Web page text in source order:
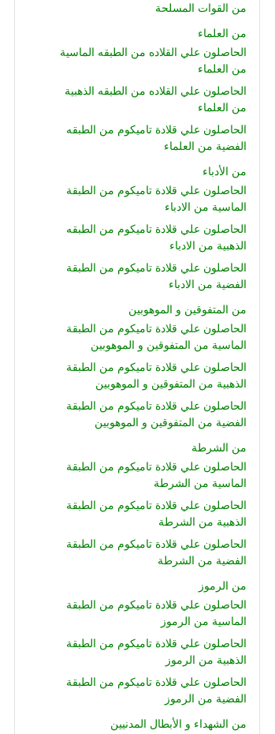
من القوات المسلحة
من العلماء
الحاصلون علي القلاده من الطبقه الماسية
من العلماء
الحاصلون علي القلاده من الطبقه الذهبية
من العلماء
الحاصلون علي قلادة تاميكوم من الطبقه
الفضية من العلماء
من الأدباء
الحاصلون علي قلادة تاميكوم من الطبقة
الماسية من الادباء
الحاصلون علي قلادة تاميكوم من الطبقه
الذهبية من الادباء
الحاصلون علي قلادة تاميكوم من الطبقة
الفضية من الادباء
من المتفوقين و الموهوبين
الحاصلون علي قلادة تاميكوم من الطبقة
الماسية من المتفوقين و الموهوبين
الحاصلون علي قلادة تاميكوم من الطبقة
الذهبية من المتفوقين و الموهوبين
الحاصلون علي قلادة تاميكوم من الطبقة
الفضية من المتفوقين و الموهوبين
من الشرطة
الحاصلون علي قلادة تاميكوم من الطبقة
الماسية من الشرطة
الحاصلون علي قلادة تاميكوم من الطبقة
الذهبية من الشرطة
الحاصلون علي قلادة تاميكوم من الطبقة
الفضية من الشرطة
من الرموز
الحاصلون علي قلادة تاميكوم من الطبقة
الماسية من الرموز
الحاصلون علي قلادة تاميكوم من الطبقة
الذهبية من الرموز
الحاصلون علي قلادة تاميكوم من الطبقة
الفضية من الرموز
من الشهداء و الأبطال المدنيين